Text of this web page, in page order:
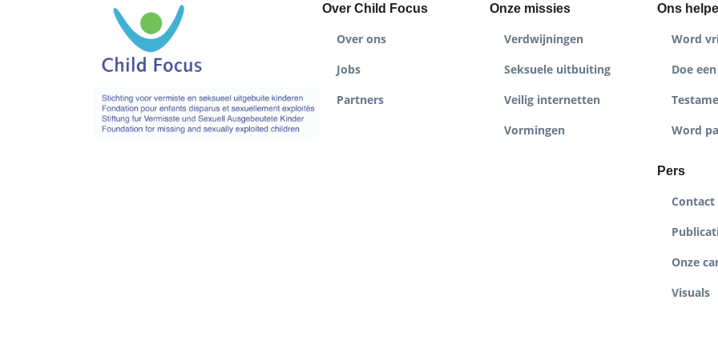
Over Child Focus
Over ons
Jobs
Partners
Onze missies
Verdwijningen
Seksuele uitbuiting
Veilig internetten
Vormingen
Ons
Word
Doe
Word
Pers
Contact
Onze
Visuals